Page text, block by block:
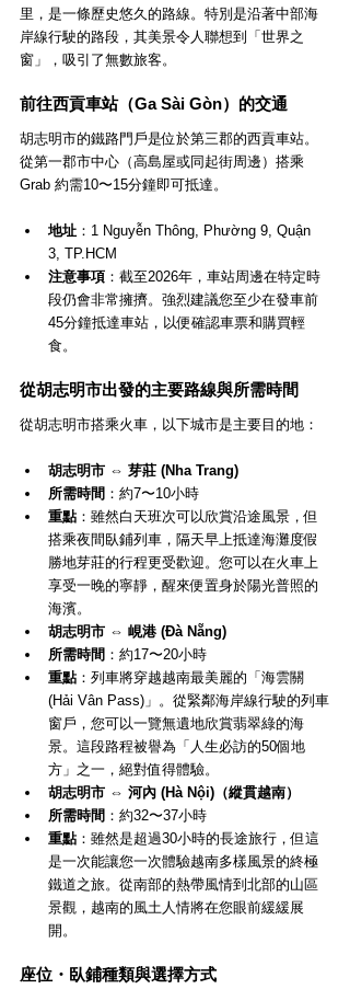
里，是一條歷史悠久的路線。特別是沿著中部海
岸線行駛的路段，其美景令人聯想到「世界之
窗」，吸引了無數旅客。
前往西貢車站（Ga Sài Gòn）的交通
胡志明市的鐵路門戶是位於第三郡的西貢車站。
從第一郡市中心（高島屋或同起街周邊）搭乘
Grab 約需10〜15分鐘即可抵達。
地址 ：1 Nguyễn Thông, Phường 9, Quận
3, TP.HCM
注意事項 ：截至2026年，車站周邊在特定時
段仍會非常擁擠。強烈建議您至少在發車前
45分鐘抵達車站，以便確認車票和購買輕
食。
從胡志明市出發的主要路線與所需時間
從胡志明市搭乘火車，以下城市是主要目的地：
胡志明市 ⇔ 芽莊 (Nha Trang)
所需時間 ：約7〜10小時
重點 ：雖然白天班次可以欣賞沿途風景，但
搭乘夜間臥鋪列車，隔天早上抵達海灘度假
勝地芽莊的行程更受歡迎。您可以在火車上
享受一晚的寧靜，醒來便置身於陽光普照的
海濱。
胡志明市 ⇔ 峴港 (Đà Nẵng)
所需時間 ：約17〜20小時
重點 ：列車將穿越越南最美麗的「海雲關
(Hải Vân Pass)」。從緊鄰海岸線行駛的列車
窗戶，您可以一覽無遺地欣賞翡翠綠的海
景。這段路程被譽為「人生必訪的50個地
方」之一，絕對值得體驗。
胡志明市 ⇔ 河內 (Hà Nội)（縱貫越南）
所需時間 ：約32〜37小時
重點 ：雖然是超過30小時的長途旅行，但這
是一次能讓您一次體驗越南多樣風景的終極
鐵道之旅。從南部的熱帶風情到北部的山區
景觀，越南的風土人情將在您眼前緩緩展
開。
座位・臥鋪種類與選擇方式